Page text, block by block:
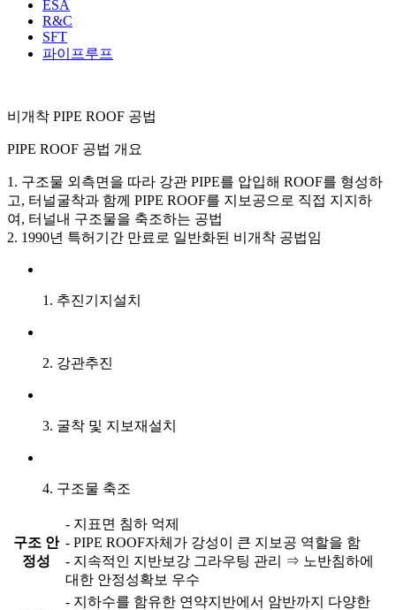
ESA
R&C
SFT
파이프루프
비개착 PIPE ROOF 공법
PIPE ROOF 공법 개요
1. 구조물 외측면을 따라 강관 PIPE를 압입해 ROOF를 형성하
고, 터널굴착과 함께 PIPE ROOF를 지보공으로 직접 지지하
여, 터널내 구조물을 축조하는 공법
2. 1990년 특허기간 만료로 일반화된 비개착 공법임
1. 추진기지설치
2. 강관추진
3. 굴착 및 지보재설치
4. 구조물 축조
구조 안
정성
- 지표면 침하 억제
- PIPE ROOF자체가 강성이 큰 지보공 역할을 함
- 지속적인 지반보강 그라우팅 관리 ⇒ 노반침하에
대한 안정성확보 우수
- 지하수를 함유한 연약지반에서 암반까지 다양한